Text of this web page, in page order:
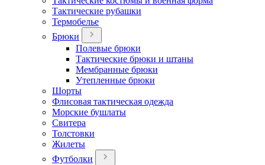
Тактические рубашки
Термобелье
Брюки
Полевые брюки
Тактические брюки и штаны
Мембранные брюки
Утепленные брюки
Шорты
Флисовая тактическая одежда
Морские бушлаты
Свитера
Толстовки
Жилеты
Футболки